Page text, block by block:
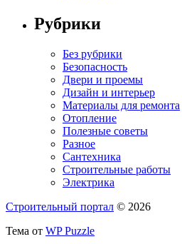
Рубрики
Без рубрики
Безопасность
Двери и проемы
Дизайн и интерьер
Материалы для ремонта
Отопление
Полезные советы
Разное
Сантехника
Строительные работы
Электрика
Строительный портал © 2026
Тема от WP Puzzle